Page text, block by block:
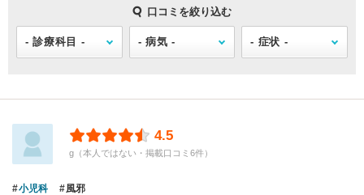
口コミを絞り込む
4.5
g（本人ではない・掲載口コミ6件）
小児科 風邪